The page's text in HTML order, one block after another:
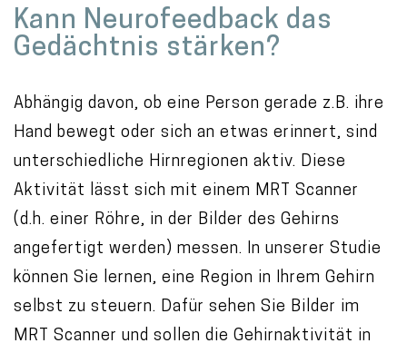
Kann Neurofeedback das
Gedächtnis stärken?
Abhängig davon, ob eine Person gerade z.B. ihre
Hand bewegt oder sich an etwas erinnert, sind
unterschiedliche Hirnregionen aktiv. Diese
Aktivität lässt sich mit einem MRT Scanner
(d.h. einer Röhre, in der Bilder des Gehirns
angefertigt werden) messen. In unserer Studie
können Sie lernen, eine Region in Ihrem Gehirn
selbst zu steuern. Dafür sehen Sie Bilder im
MRT Scanner und sollen die Gehirnaktivität in